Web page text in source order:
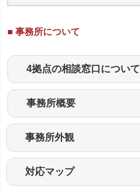
■ 事務所について
4拠点の相談窓口について
事務所概要
事務所外観
対応マップ